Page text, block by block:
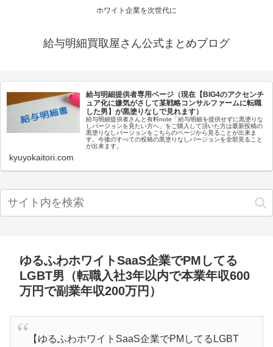
ホワイト企業を次世代に
給与明細買取屋さん公式まとめブログ
給与明細提供者専用ページ（現在【BIG4のアクセンチ
ュア化に嫌気がさして某戦略コンサルファームに転職
した男】が黒塗りなしで見れます）
給与明細提供者さんと有料note「給与明細を提供せずに黒塗りな
しバージョンを見たい方へ」をご購入して頂いた方は最新投稿の
黒塗りなしバージョンをこちらのページから見ることが出来ま
す。今後のすべての投稿の黒塗りなしバージョンを全部見ること
が出来ます。
kyuyokaitori.com
ゆるふわホワイトSaaS企業でPMしてる
LGBT男（転職入社3年以内で本業年収600
万円で副業年収200万円）
【ゆるふわホワイトSaaS企業でPMしてるLGBT